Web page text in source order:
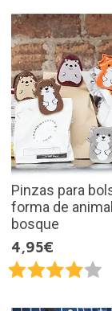
Pinzas para
forma de
bosque
4,95€